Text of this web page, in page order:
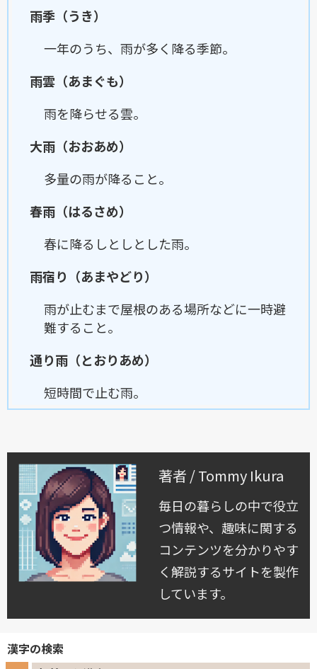
雨季（うき）
一年のうち、雨が多く降る季節。
雨雲（あまぐも）
雨を降らせる雲。
大雨（おおあめ）
多量の雨が降ること。
春雨（はるさめ）
春に降るしとしとした雨。
雨宿り（あまやどり）
雨が止むまで屋根のある場所などに一時避
難すること。
通り雨（とおりあめ）
短時間で止む雨。
著者 / Tommy Ikura
毎日の暮らしの中で役立
つ情報や、趣味に関する
コンテンツを分かりやす
く解説するサイトを製作
しています。
漢字の検索